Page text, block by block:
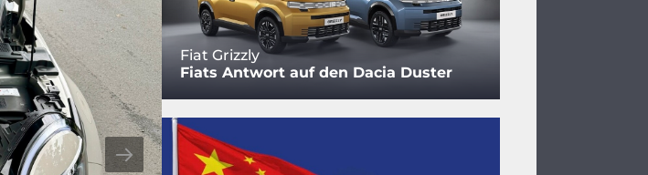
Fiat Grizzly
Fiats Antwort auf den Dacia Duster